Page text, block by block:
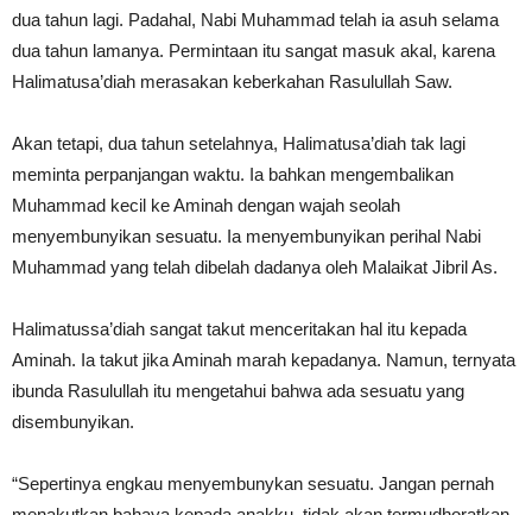
dua tahun lagi. Padahal, Nabi Muhammad telah ia asuh selama
dua tahun lamanya. Permintaan itu sangat masuk akal, karena
Halimatusa’diah merasakan keberkahan Rasulullah Saw.
Akan tetapi, dua tahun setelahnya, Halimatusa’diah tak lagi
meminta perpanjangan waktu. Ia bahkan mengembalikan
Muhammad kecil ke Aminah dengan wajah seolah
menyembunyikan sesuatu. Ia menyembunyikan perihal Nabi
Muhammad yang telah dibelah dadanya oleh Malaikat Jibril As.
Halimatussa’diah sangat takut menceritakan hal itu kepada
Aminah. Ia takut jika Aminah marah kepadanya. Namun, ternyata
ibunda Rasulullah itu mengetahui bahwa ada sesuatu yang
disembunyikan.
“Sepertinya engkau menyembunykan sesuatu. Jangan pernah